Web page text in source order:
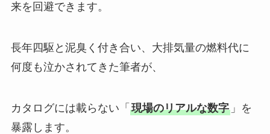
来を回避できます。
長年四駆と泥臭く付き合い、大排気量の燃料代に
何度も泣かされてきた筆者が、
カタログには載らない「 現場のリアルな数字」を
暴露します。